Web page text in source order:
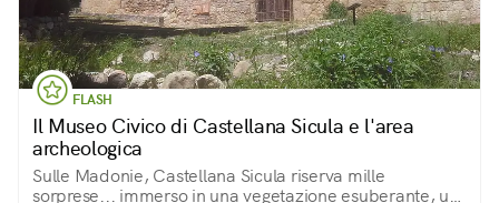
FLASH
Il Museo Civico di Castellana Sicula e l'area
archeologica
Sulle Madonie, Castellana Sicula riserva mille
sorprese... immerso in una vegetazione esuberante, un